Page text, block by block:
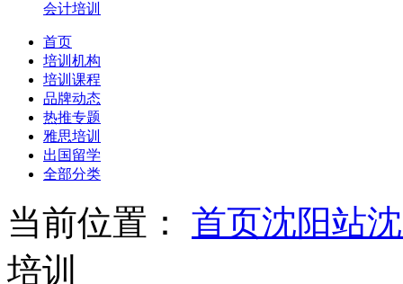
会计培训
首页
培训机构
培训课程
品牌动态
热推专题
雅思培训
出国留学
全部分类
当前位置： 首页沈阳站
培训